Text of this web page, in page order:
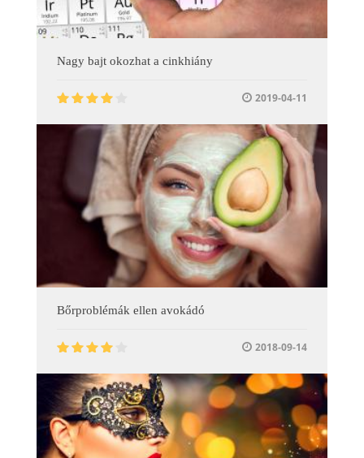
Nagy bajt okozhat a cinkhiány
2019-04-11
Bőrproblémák ellen avokádó
2018-09-14